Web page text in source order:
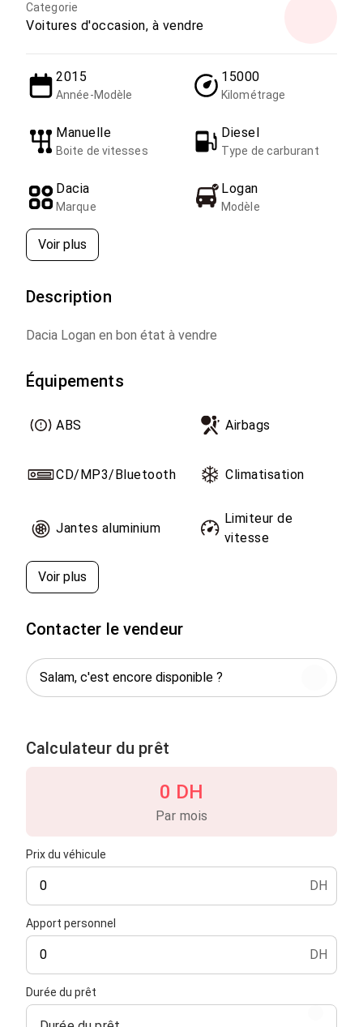
Categorie
Voitures d'occasion, à vendre
2015
Année-Modèle
15000
Kilométrage
Manuelle
Boite de vitesses
Diesel
Type de carburant
Dacia
Marque
Logan
Modèle
Voir plus
Description
Dacia Logan en bon état à vendre
Équipements
ABS Airbags
CD/MP3/Bluetooth Climatisation
Jantes aluminium
Limiteur de
vitesse
Voir plus
Contacter le vendeur
Calculateur du prêt
Prix du véhicule
DH
Apport personnel
DH
Durée du prêt
0 DH
Par mois